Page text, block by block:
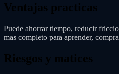
Ventajas practicas
Puede ahorrar tiempo, reducir
mas completo para aprender,
Riesgos y matices